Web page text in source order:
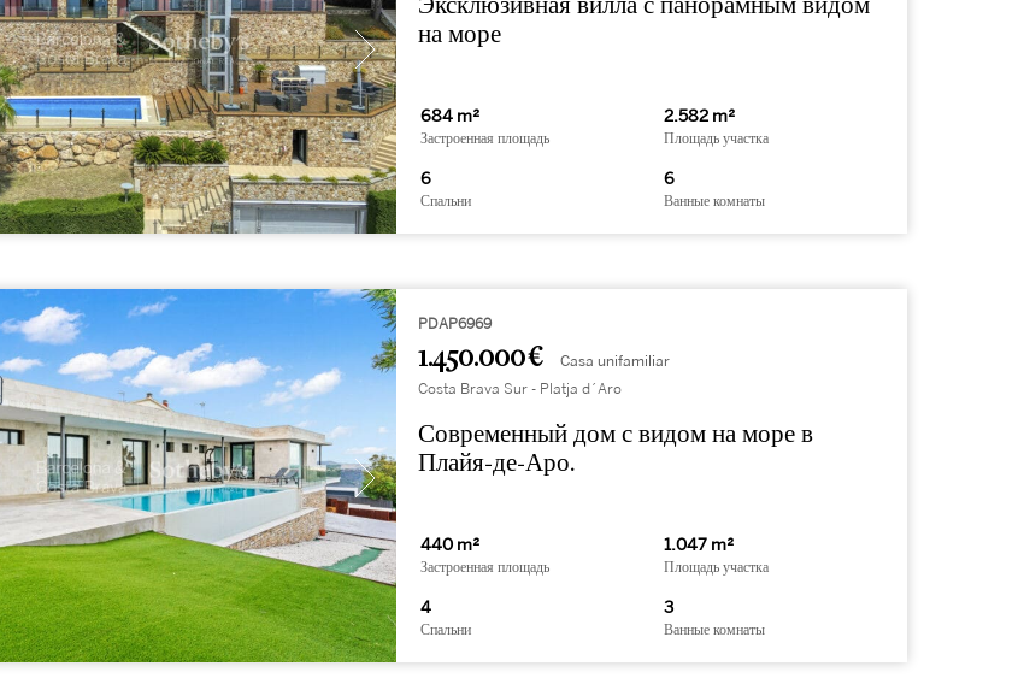
на море
684 m²
Застроенная площадь
2.582 m²
Площадь участка
6
Спальни
6
Ванные комнаты
PDAP6969
1.450.000 € Casa unifamiliar
Costa Brava Sur - Platja d´Aro
Современный дом с видом на море в
Плайя-де-Аро.
440 m²
Застроенная площадь
1.047 m²
Площадь участка
4
Спальни
3
Ванные комнаты